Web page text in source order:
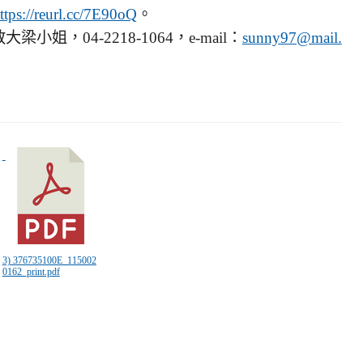
reurl.cc/7E90oQ 。
梁小姐，04-2218-1064，e-mail： sunny97@mail.
3) 376735100E_115002
0162_print.pdf